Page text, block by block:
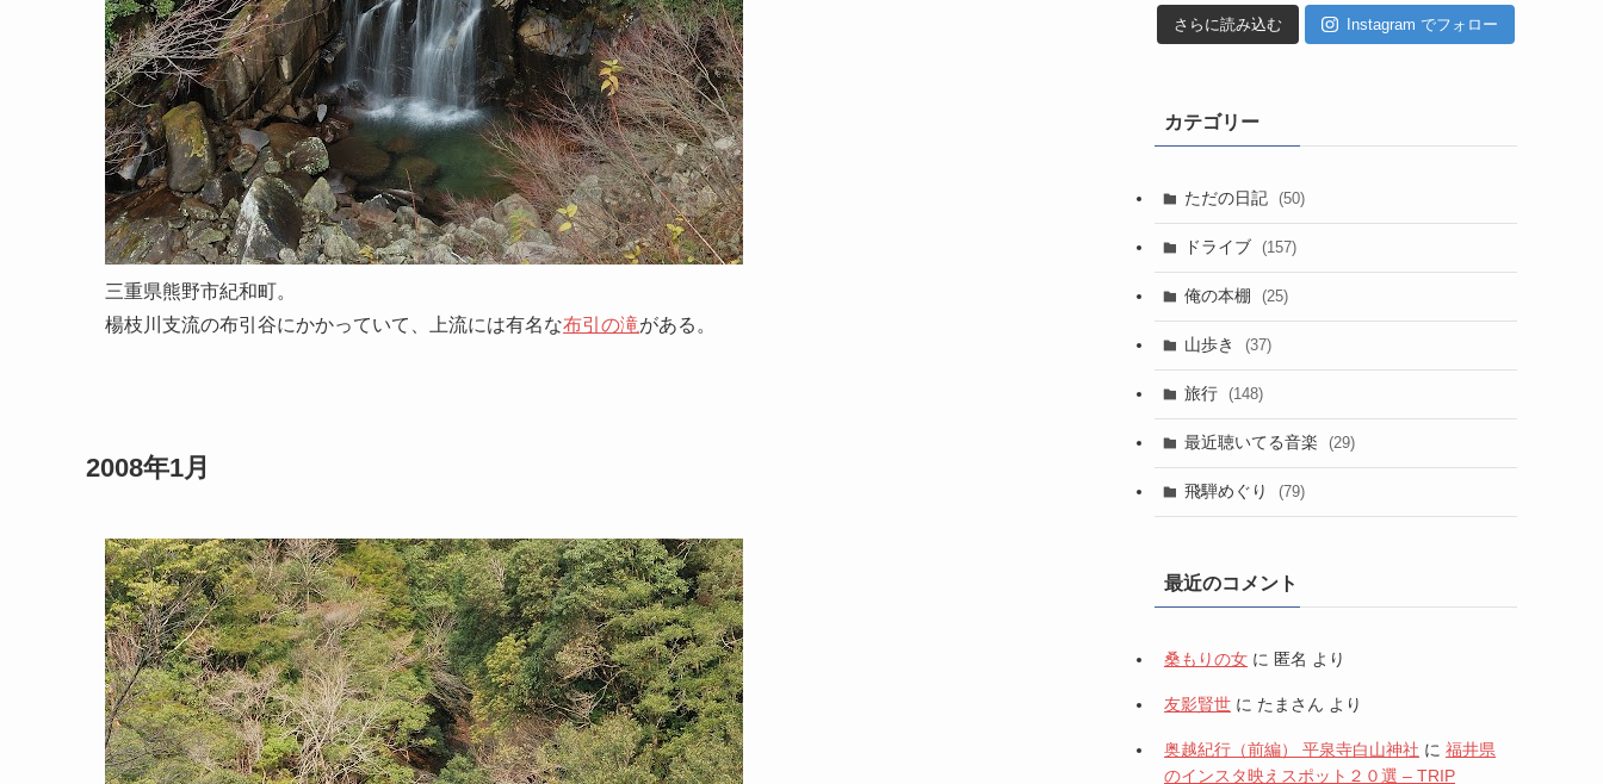
三重県熊野市紀和町。
楊枝川支流の布引谷にかかっていて、上流には有名な布引の滝がある。
2008年1月
さらに読み込む Instagram でフォロー
カテゴリー
ただの日記 (50)
ドライブ (157)
俺の本棚 (25)
山歩き (37)
旅行 (148)
最近聴いてる音楽 (29)
飛騨めぐり (79)
最近のコメント
桑もりの女 に 匿名 より
友影賢世 に たまさん より
奥越紀行（前編） 平泉寺白山神社 に 福井県
のインスタ映えスポット２０選 – TRIP